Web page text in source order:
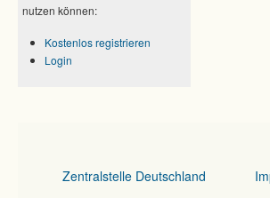
nutzen können:
Kostenlos registrieren
Login
Zentralstelle Deutschland